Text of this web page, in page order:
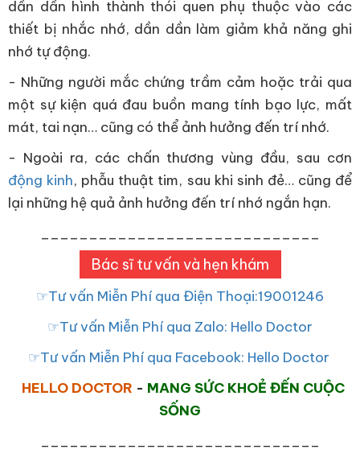
dần dần hình thành thói quen phụ thuộc vào các
thiết bị nhắc nhớ, dần dần làm giảm khả năng ghi
nhớ tự động.
- Những người mắc chứng trầm cảm hoặc trải qua
một sự kiện quá đau buồn mang tính bạo lực, mất
mát, tai nạn… cũng có thể ảnh hưởng đến trí nhớ.
- Ngoài ra, các chấn thương vùng đầu, sau cơn
động kinh, phẫu thuật tim, sau khi sinh đẻ… cũng để
lại những hệ quả ảnh hưởng đến trí nhớ ngắn hạn.
Bác sĩ tư vấn và hẹn khám
☞Tư vấn Miễn Phí qua Điện Thoại:19001246
☞Tư vấn Miễn Phí qua Zalo: Hello Doctor
☞Tư vấn Miễn Phí qua Facebook: Hello Doctor
HELLO DOCTOR - MANG SỨC KHOẺ ĐẾN CUỘC
SỐNG